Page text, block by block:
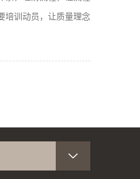
培训动员，让质量理念